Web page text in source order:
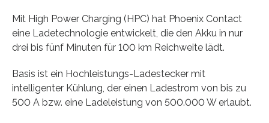
Mit High Power Charging (HPC) hat Phoenix Contact
eine Ladetechnologie entwickelt, die den Akku in nur
drei bis fünf Minuten für 100 km Reichweite lädt.
Basis ist ein Hochleistungs-Ladestecker mit
intelligenter Kühlung, der einen Ladestrom von bis zu
500 A bzw. eine Ladeleistung von 500.000 W erlaubt.